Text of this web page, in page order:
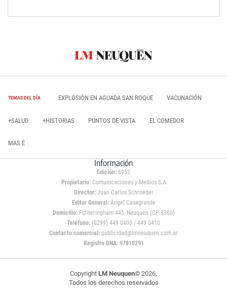
TEMAS DEL DÍA EXPLOSIÓN EN AGUADA SAN ROQUE VACUNACIÓN
+SALUD +HISTORIAS PUNTOS DE VISTA EL COMEDOR
MAS E
Información
Edición: 6952
Propietario:Comunicaciones y Medios S.A
Director: Juan Carlos Schroeder
Editor General:Ángel Casagrande
Domicilio:Fotheringham 445, Neuquén (CP 8300)
Teléfono: (0299) 449 0400 / 449 0410
Contacto comercial: publicidad@lmneuquen.com.ar
Registro DNA: 97810291
Copyright LM Neuquen© 2026,
Todos los derechos reservados